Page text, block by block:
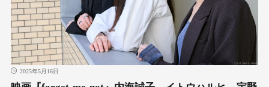
2025年5月16日